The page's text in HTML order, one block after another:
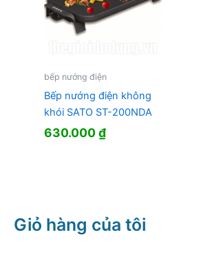
bếp nướng điện
Bếp nướng điện không
khói SATO ST-200NDA
630.000₫
Giỏ hàng của tôi